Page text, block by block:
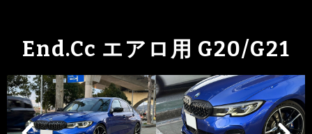
End.cc エアロ用 G20/G21